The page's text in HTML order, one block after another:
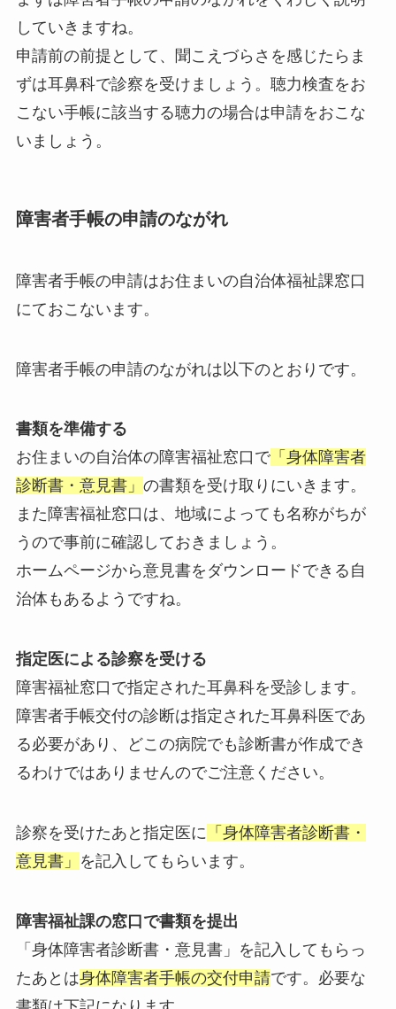
していきますね。
申請前の前提として、聞こえづらさを感じたらま
ずは耳鼻科で診察を受けましょう。聴力検査をお
こない手帳に該当する聴力の場合は申請をおこな
いましょう。
障害者手帳の申請のながれ
障害者手帳の申請はお住まいの自治体福祉課窓口
にておこないます。
障害者手帳の申請のながれは以下のとおりです。
書類を準備する
お住まいの自治体の障害福祉窓口で「身体障害者
診断書・意見書」 の書類を受け取りにいきます。
また障害福祉窓口は、地域によっても名称がちが
うので事前に確認しておきましょう。
ホームページから意見書をダウンロードできる自
治体もあるようですね。
指定医による診察を受ける
障害福祉窓口で指定された耳鼻科を受診します。
障害者手帳交付の診断は指定された耳鼻科医であ
る必要があり、どこの病院でも診断書が作成でき
るわけではありませんのでご注意ください。
診察を受けたあと指定医に 「身体障害者診断書・
意見書」 を記入してもらいます。
障害福祉課の窓口で書類を提出
「身体障害者診断書・意見書」を記入してもらっ
たあとは身体障害者手帳の交付申請です。必要な